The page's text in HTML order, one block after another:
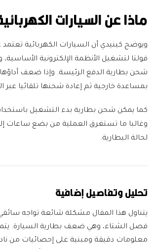
ماذا عن السيارات
فولتا لتشغيل الأنظمة الإلكترونية الأساسية،
شحن بطارية الدفع الرئيسة. وإذا ضعف
بمساعدة خارجية ثم إعادة شحنها تلقائيا عبر
كما يمكن شحن بطارية بدء التشغيل
وغالبا ما تستغرق العملية من بضع ساعات
لحالة البطارية.
تحليل وتفاصيل إضافية
يتناول هذا المقال مشكلة شائعة تواجه
فصل الشتاء، وهي ضعف بطارية السيارة.
معلومات دقيقة ومبنية على إحصائيات من